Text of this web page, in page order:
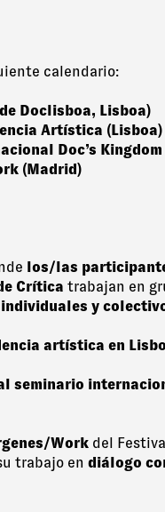
calendario:
Doclisboa, Lisboa)
Artística (Lisboa)
Doc’s Kingdom
(Madrid)
los/las
Crítica trabajan en
y
artística en
seminario
Work del
trabajo en diálogo